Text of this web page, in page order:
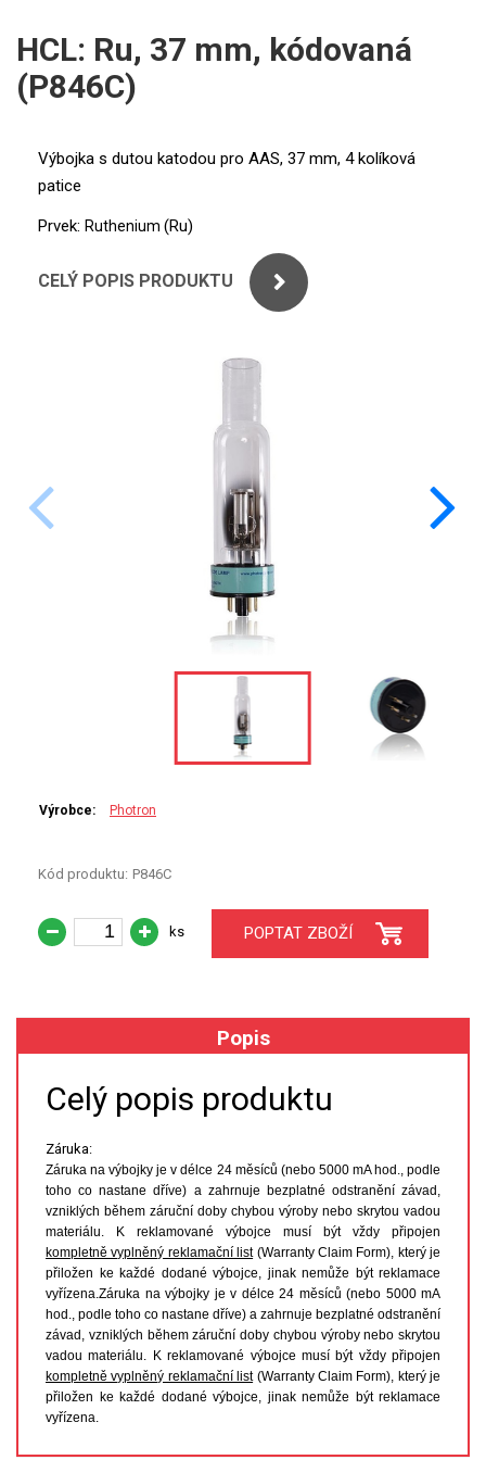
PERKINELMER
SHIMADZU
ANALYTIK JENA
ANALYTIK JENA
HADIČKY
STANDARDY
SPECIÁLNÍ APLIKACE
XRF
VZORKOVNICE XRF
TAVENÍ
LISOVÁNÍ
STANDARDNÍ ROZTOKY A RM
UV-VIS FLUO
DETEKTORY HPLC
VÝBOJKY PRO UV/VIS
XRF
UV-VIS FLUO
Příprava vzorků
MS/SPM
HCL: Ru, 37 mm, kódovaná
(P846C)
Výbojka s dutou katodou pro AAS, 37 mm, 4 kolíková
patice
Prvek: Ruthenium (Ru)
CELÝ POPIS PRODUKTU
Výrobce: Photron
Kód produktu: P846C
ks POPTAT ZBOŽÍ
Popis
Celý popis produktu
Záruka:
Záruka na výbojky je v délce 24 měsíců (nebo 5000 mA hod., podle
toho co nastane dříve) a zahrnuje bezplatné odstranění závad,
vzniklých během záruční doby chybou výroby nebo skrytou vadou
materiálu. K reklamované výbojce musí být vždy připojen
kompletně vyplněný reklamační list(Warranty Claim Form), který je
přiložen ke každé dodané výbojce, jinak nemůže být reklamace
vyřízena.Záruka na výbojky je v délce 24 měsíců (nebo 5000 mA
hod., podle toho co nastane dříve) a zahrnuje bezplatné odstranění
závad, vzniklých během záruční doby chybou výroby nebo skrytou
vadou materiálu. K reklamované výbojce musí být vždy připojen
kompletně vyplněný reklamační list(Warranty Claim Form), který je
přiložen ke každé dodané výbojce, jinak nemůže být reklamace
vyřízena.